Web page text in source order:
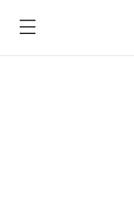
메